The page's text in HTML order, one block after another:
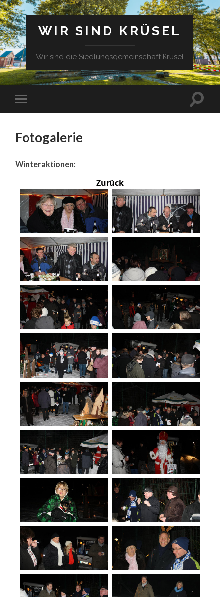
WIR SIND KRÜSEL
Wir sind die Siedlungsgemeinschaft Krüsel
Fotogalerie
Winteraktionen:
Zurück